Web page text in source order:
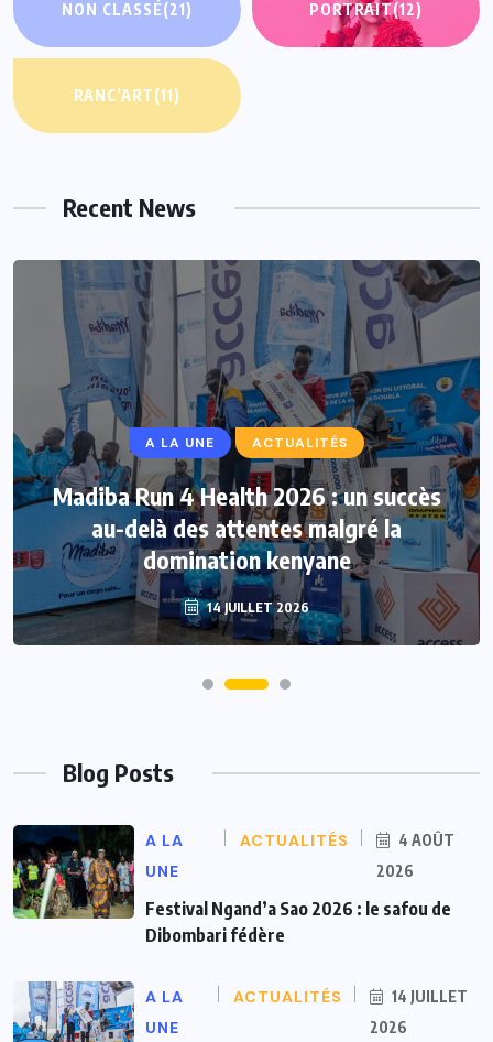
NON CLASSÉ(21) PORTRAIT(12)
RANC’ART(11)
Recent News
A LA UNE ACTUALITÉS
Madiba Run 4 Health 2026 : un succès
au-delà des attentes malgré la
domination kenyane
14 JUILLET 2026
Blog Posts
A LA
UNE
ACTUALITÉS
4 AOÛT
2026
Festival Ngand’a Sao 2026 : le safou de
Dibombari fédère
A LA
UNE
ACTUALITÉS
14 JUILLET
2026